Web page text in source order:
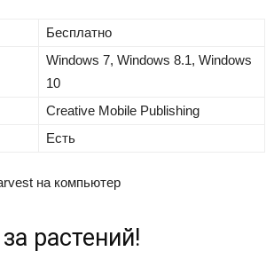
Бесплатно
Windows 7, Windows 8.1, Windows
10
Creative Mobile Publishing
Есть
на компьютер
растений!